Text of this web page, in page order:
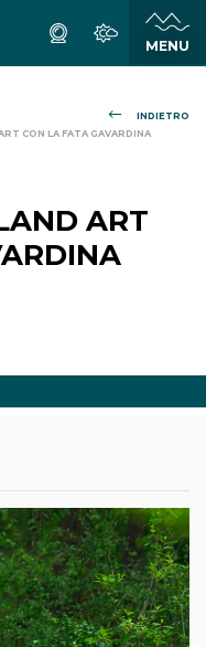
INDIETRO
CON LA FATA GAVARDINA
ART